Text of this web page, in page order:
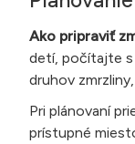
Ako pripraviť
detí, počítajte s
druhov
Pri plánovaní
prístupné